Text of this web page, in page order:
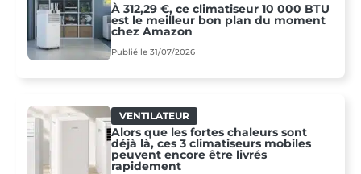
À 312,29 €, ce climatiseur 10 000 BTU
est le meilleur bon plan du moment
chez Amazon
Publié le 31/07/2026
VENTILATEUR
Alors que les fortes chaleurs sont
déjà là, ces 3 climatiseurs mobiles
peuvent encore être livrés
rapidement